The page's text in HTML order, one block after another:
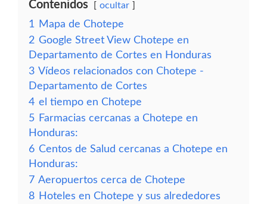
Contenidos ocultar
1
Mapa de Chotepe
2 Google Street View Chotepe en
Departamento de Cortes en Honduras
3 Vídeos relacionados con Chotepe -
Departamento de Cortes
4 el tiempo en Chotepe
5 Farmacias cercanas a Chotepe en
Honduras:
6 Centos de Salud cercanas a Chotepe en
Honduras:
7 Aeropuertos cerca de Chotepe
8 Hoteles en Chotepe y sus alrededores